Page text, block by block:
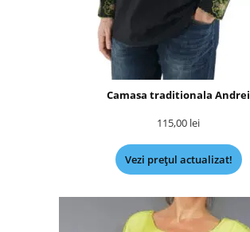
Camasa traditionala Andrei
115,00 lei
Vezi prețul actualizat!